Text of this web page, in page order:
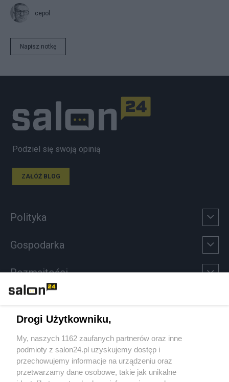
cepol
Napisz notkę
Podziel się swoją opinią
ZAŁÓŻ BLOG
Polityka
Gospodarka
Rozmaitości
Sport
Społeczeństwo
Drogi Użytkowniku,
My, naszych 1162 zaufanych partnerów oraz inne
podmioty z salon24.pl uzyskujemy dostęp i
przechowujemy informacje na urządzeniu oraz
przetwarzamy dane osobowe, takie jak unikalne